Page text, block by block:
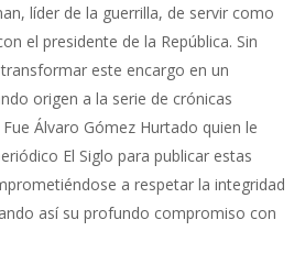
líder de la guerrilla, de servir como
el presidente de la República. Sin
este encargo en un
origen a la serie de crónicas
Álvaro Gómez Hurtado quien le
El Siglo para publicar estas
a respetar la integridad
así su profundo compromiso con